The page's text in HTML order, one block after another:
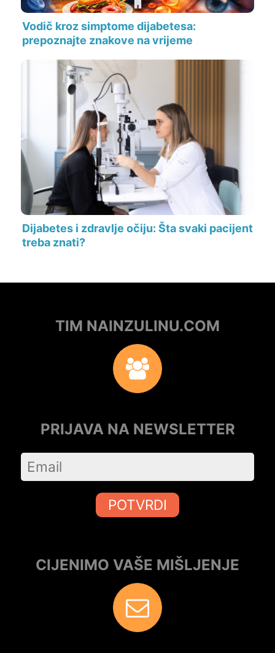
Vodič kroz simptome dijabetesa:
prepoznajte znakove na vrijeme
Dijabetes i zdravlje očiju: Šta svaki pacijent
treba znati?
TIM NAINZULINU.COM
PRIJAVA NA NEWSLETTER
POTVRDI
CIJENIMO VAŠE MIŠLJENJE